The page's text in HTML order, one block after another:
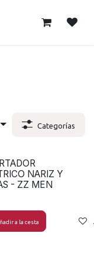
Categorías
NARIZ Y
- ZZ MEN
a la cesta